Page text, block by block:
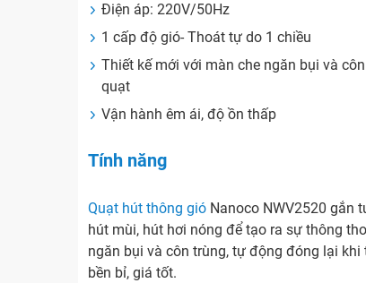
Điện áp: 220V/50Hz
1 cấp độ gió- Thoát tự do 1 chiều
Thiết kế mới với màn che ngăn bụi và
quạt
Vận hành êm ái, độ ồn thấp
Tính năng
Quạt hút thông gió Nanoco NWV2520 gắn
hút mùi, hút hơi nóng để tạo ra sự thông
ngăn bụi và côn trùng, tự động đóng lại
bền bỉ, giá tốt.